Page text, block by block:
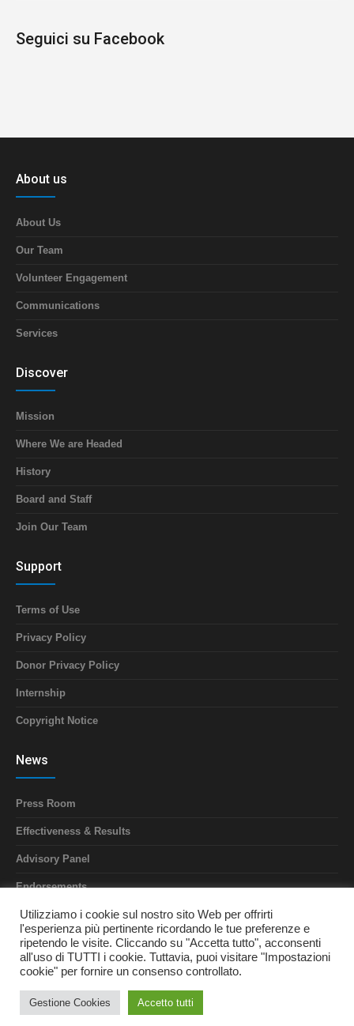
Seguici su Facebook
About us
About Us
Our Team
Volunteer Engagement
Communications
Services
Discover
Mission
Where We are Headed
History
Board and Staff
Join Our Team
Support
Terms of Use
Privacy Policy
Donor Privacy Policy
Internship
Copyright Notice
News
Press Room
Effectiveness & Results
Advisory Panel
Endorsements
Annual Report
Guglielmo Marconi, 33, 25065 Lumezzane BS / Tutti i diritti riservati /
tel. 030 829590 / avislume@gmail.com
Utilizziamo i cookie sul nostro sito Web per offrirti
l'esperienza più pertinente ricordando le tue preferenze e
ripetendo le visite. Cliccando su "Accetta tutto", acconsenti
all'uso di TUTTI i cookie. Tuttavia, puoi visitare "Impostazioni
cookie" per fornire un consenso controllato.
Gestione Cookies Accetto tutti